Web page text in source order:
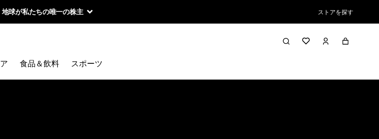
地球が私たちの唯一の株主 ストアを探す
食品＆飲料 スポーツ